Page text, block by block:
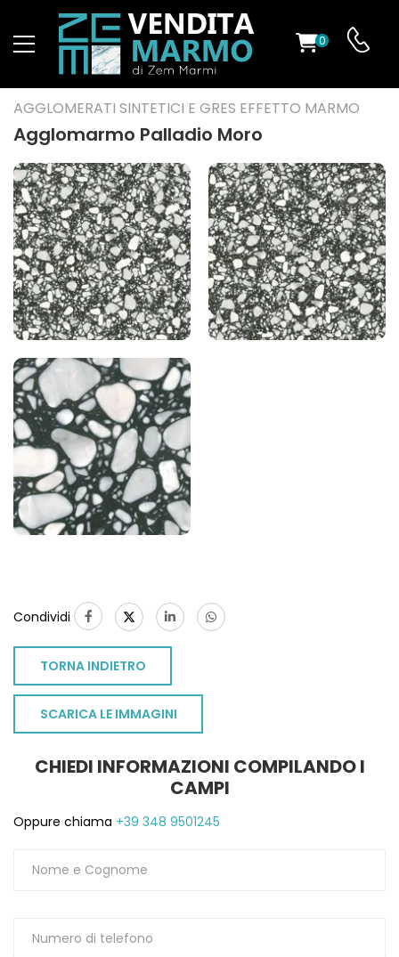
0
AGGLOMERATI SINTETICI E GRES EFFETTO MARMO
Agglomarmo Palladio Moro
Condividi
TORNA INDIETRO
SCARICA LE IMMAGINI
CHIEDI INFORMAZIONI COMPILANDO I
CAMPI
Oppure chiama +39 348 9501245